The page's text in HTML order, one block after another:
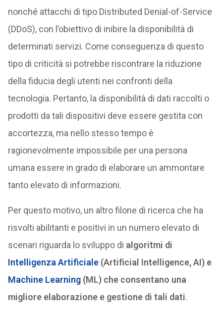
nonché attacchi di tipo Distributed Denial-of-Service
(DDoS), con l’obiettivo di inibire la disponibilità di
determinati servizi. Come conseguenza di questo
tipo di criticità si potrebbe riscontrare la riduzione
della fiducia degli utenti nei confronti della
tecnologia. Pertanto, la disponibilità di dati raccolti o
prodotti da tali dispositivi deve essere gestita con
accortezza, ma nello stesso tempo è
ragionevolmente impossibile per una persona
umana essere in grado di elaborare un ammontare
tanto elevato di informazioni.
Per questo motivo, un altro filone di ricerca che ha
risvolti abilitanti e positivi in un numero elevato di
scenari riguarda lo sviluppo di algoritmi di
Intelligenza Artificiale(Artificial Intelligence, AI) e
Machine Learning(ML) che consentano una
migliore elaborazione e gestione di tali dati.